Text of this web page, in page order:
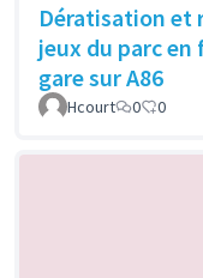
Dératisation et
jeux du parc en
gare sur A86
Hcourt 0 0